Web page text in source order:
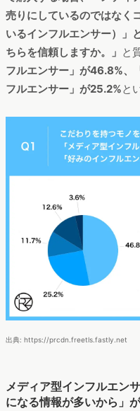
売りにしているのではなく
いるインフルエンサー）」
ちらを信頼しますか。」 と
フルエンサー」が46.8%、
フルエンサー」が25.2%と
出典: https://prcdn.freetls.fastly.net
メディア型インフルエン
になる情報が多いから」